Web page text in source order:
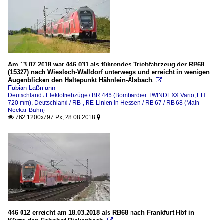
Am 13.07.2018 war 446 031 als führendes Triebfahrzeug der RB68
(15327) nach Wiesloch-Walldorf unterwegs und erreicht in wenigen
Augenblicken den Haltepunkt Hähnlein-Alsbach. 
Fabian Laßmann
Deutschland / Elektotriebzüge / BR 446 (Bombardier TWINDEXX Vario, EH
720 mm), Deutschland / RB-, RE-Linien in Hessen / RB 67 / RB 68 (Main-
Neckar-Bahn)
 762 1200x797 Px, 28.08.2018 
446 012 erreicht am 18.03.2018 als RB68 nach Frankfurt Hbf in